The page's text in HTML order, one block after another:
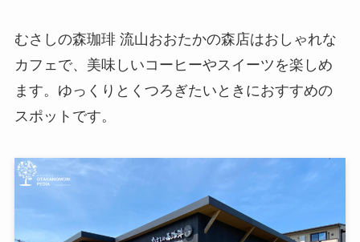
むさしの森珈琲 流山おおたかの森店はおしゃれな
カフェで、美味しいコーヒーやスイーツを楽しめ
ます。ゆっくりとくつろぎたいときにおすすめの
スポットです。